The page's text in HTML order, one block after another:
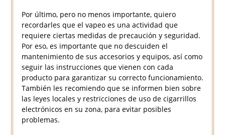
Por último, pero no menos importante, quiero
recordarles que el vapeo es una actividad que
requiere ciertas medidas de precaución y seguridad.
Por eso, es importante que no descuiden el
mantenimiento de sus accesorios y equipos, así como
seguir las instrucciones que vienen con cada
producto para garantizar su correcto funcionamiento.
También les recomiendo que se informen bien sobre
las leyes locales y restricciones de uso de cigarrillos
electrónicos en su zona, para evitar posibles
problemas.